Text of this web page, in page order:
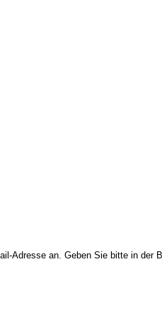
Adresse an. Geben Sie bitte in der